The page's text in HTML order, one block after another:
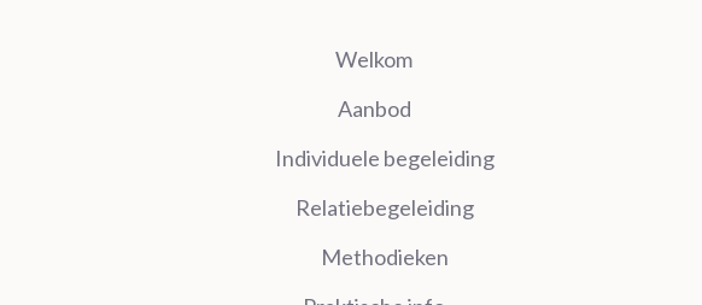
Welkom
Aanbod
Individuele begeleiding
Relatiebegeleiding
Methodieken